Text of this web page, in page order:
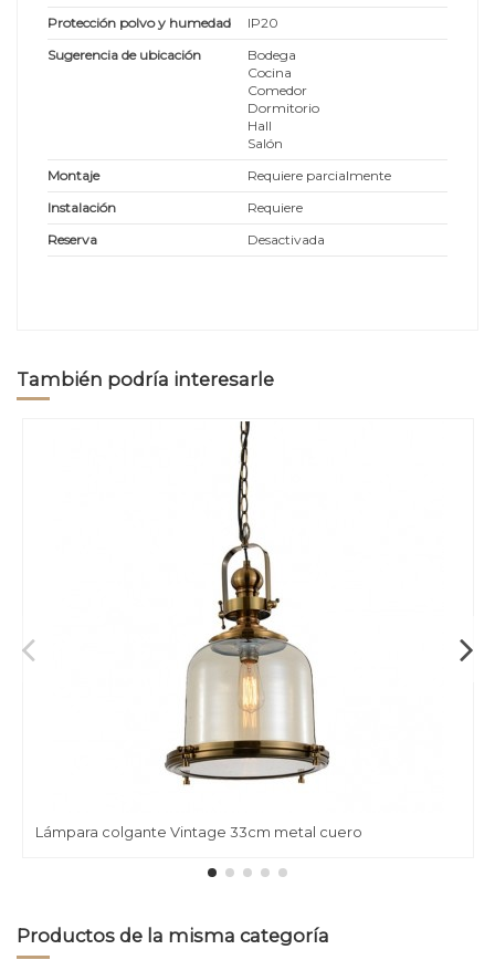
Protección polvo y humedad
IP20
Sugerencia de ubicación
Bodega
Cocina
Comedor
Dormitorio
Hall
Salón
Montaje
Requiere parcialmente
Instalación
Requiere
Reserva
Desactivada
También podría interesarle
Lámpara colgante Vintage 33cm metal cuero
Productos de la misma categoría